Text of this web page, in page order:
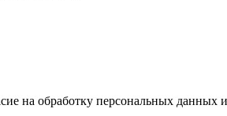
на обработку персональных данных и